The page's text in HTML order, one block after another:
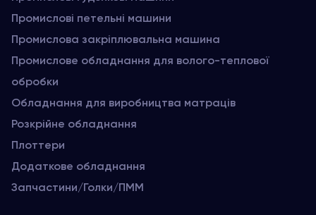
Промислові петельні машини
Промислова закріплювальна машина
Промислове обладнання для волого-теплової
обробки
Обладнання для виробництва матраців
Розкрійне обладнання
Плоттери
Додаткове обладнання
Запчастини/Голки/ПММ